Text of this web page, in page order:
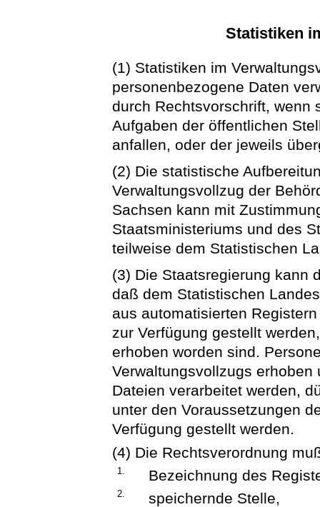
Statistiken
(1) Statistiken im
personenbezogene Daten
durch Rechtsvorschrift, wenn
Aufgaben der öffentlichen
anfallen, oder der jeweils
(2) Die statistische
Verwaltungsvollzug der
Sachsen kann mit
Staatsministeriums und des
teilweise dem Statistischen
(3) Die Staatsregierung kann
daß dem Statistischen
aus automatisierten
zur Verfügung gestellt
erhoben worden sind.
Verwaltungsvollzugs
Dateien verarbeitet werden,
unter den Voraussetzungen
Verfügung gestellt werden.
(4) Die Rechtsverordnung
1. Bezeichnung des
2. speichernde Stelle,